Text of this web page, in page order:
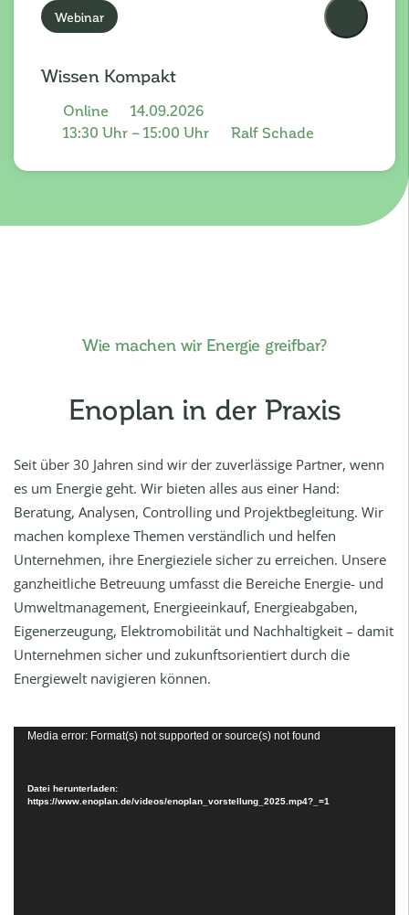
Webinar
Wissen Kompakt
Online
14.09.2026
13:30 Uhr – 15:00 Uhr
Ralf Schade
Wie machen wir Energie greifbar?
Enoplan in der Praxis
Seit über 30 Jahren sind wir der zuverlässige Partner, wenn
es um Energie geht. Wir bieten alles aus einer Hand:
Beratung, Analysen, Controlling und Projektbegleitung. Wir
machen komplexe Themen verständlich und helfen
Unternehmen, ihre Energieziele sicher zu erreichen. Unsere
ganzheitliche Betreuung umfasst die Bereiche Energie- und
Umweltmanagement, Energieeinkauf, Energieabgaben,
Eigenerzeugung, Elektromobilität und Nachhaltigkeit – damit
Unternehmen sicher und zukunftsorientiert durch die
Energiewelt navigieren können.
Video-
Media error: Format(s) not supported or source(s) not found
Datei herunterladen:
https://www.enoplan.de/videos/enoplan_vorstellung_2025.mp4?_=1